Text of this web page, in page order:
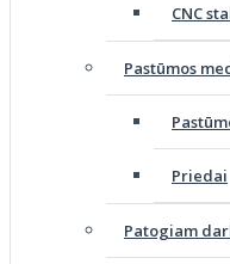
CNC
Pastūmos
Priedai
Patogiam